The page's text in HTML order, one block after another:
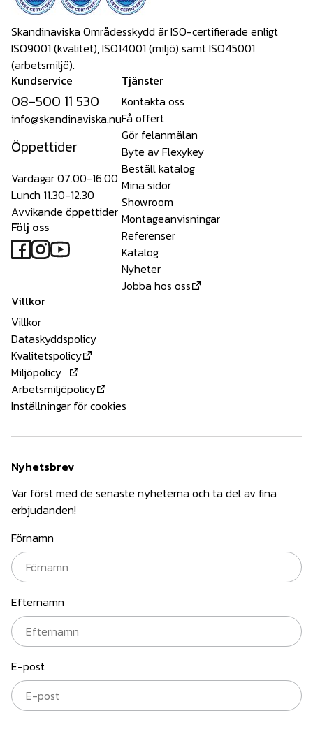
Skandinaviska Områdesskydd är ISO-certifierade enligt
ISO9001 (kvalitet), ISO14001 (miljö) samt ISO45001
(arbetsmiljö).
Kundservice
08-500 11 530
info@skandinaviska.nu
Öppettider
Vardagar 07.00-16.00
Lunch 11.30-12.30
Avvikande öppettider
Följ oss
Tjänster
Kontakta oss
Få offert
Gör felanmälan
Byte av Flexykey
Beställ katalog
Mina sidor
Showroom
Montageanvisningar
Referenser
Katalog
Nyheter
Jobba hos oss
Villkor
Villkor
Dataskyddspolicy
Kvalitetspolicy
Miljöpolicy
Arbetsmiljöpolicy
Inställningar för cookies
Nyhetsbrev
Var först med de senaste nyheterna och ta del av fina
erbjudanden!
Förnamn
Efternamn
E-post